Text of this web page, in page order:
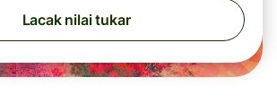
Lacak nilai tukar